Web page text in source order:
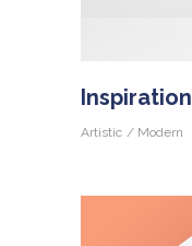
Inspiration
Artistic Modern